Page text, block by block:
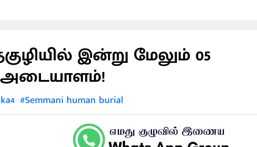
இன்று மேலும் 05
அடையாளம்!
#Semmani human burial